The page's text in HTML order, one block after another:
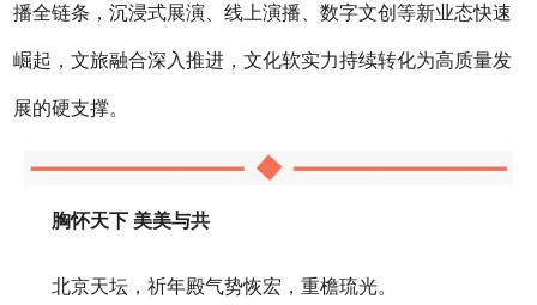
播全链条，沉浸式展演、线上演播、数字文创等新业态快速
崛起，文旅融合深入推进，文化软实力持续转化为高质量发
展的硬支撑。
胸怀天下 美美与共
北京天坛，祈年殿气势恢宏，重檐琉光。